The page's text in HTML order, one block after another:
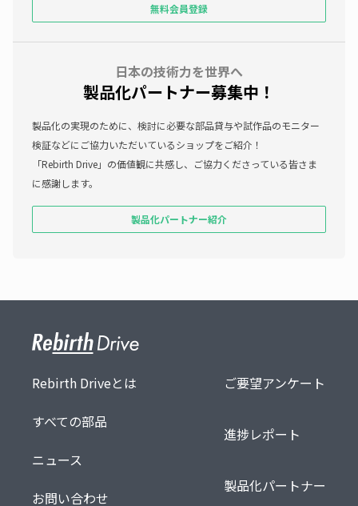
無料会員登録
日本の技術力を世界へ
製品化パートナー募集中！
製品化の実現のために、検討に必要な部品貸与や試作品のモニター
検証などにご協力いただいているショップをご紹介！
「Rebirth Drive」の価値観に共感し、ご協力くださっている皆さま
に感謝します。
製品化パートナー紹介
サイト全体の関連リンク
Rebirth Driveとは
すべての部品
ニュース
お問い合わせ
ご要望アンケート
進捗レポート
製品化パートナー